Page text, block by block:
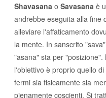
Shavasana o Savasana è
andrebbe eseguita alla fine
alleviare l'affaticamento
la mente. In sanscrito
"asana" sta per "posizione".
l'obiettivo è proprio quello
fermi sia fisicamente sia
pienamente coscienti. Si